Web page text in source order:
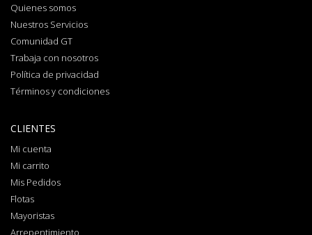
Quienes somos
Nuestros Servicios
Comunidad GT
Trabaja con nosotros
Política de privacidad
Términos y condiciones
CLIENTES
Mi cuenta
Mi carrito
Mis Pedidos
Flotas
Mayoristas
Arrepentimiento